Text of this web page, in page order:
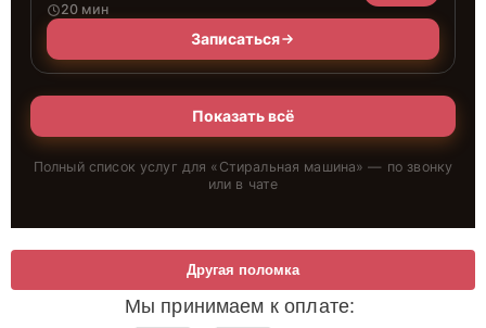
20 мин
Записаться
Показать всё
Полный список услуг для « Стиральная машина» — по звонку
или в чате
Мы принимаем к оплате:
Другая поломка